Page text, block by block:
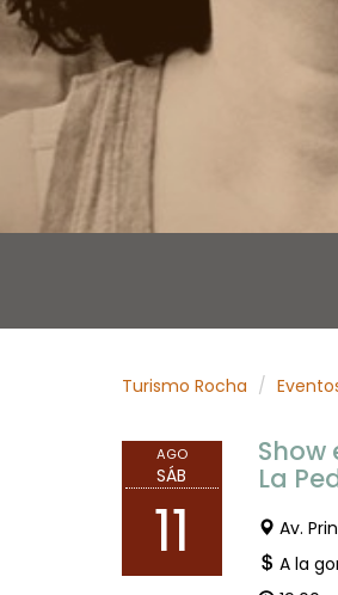
Turismo Rocha
AGO
SÁB
11
Show
La
Av.
A la